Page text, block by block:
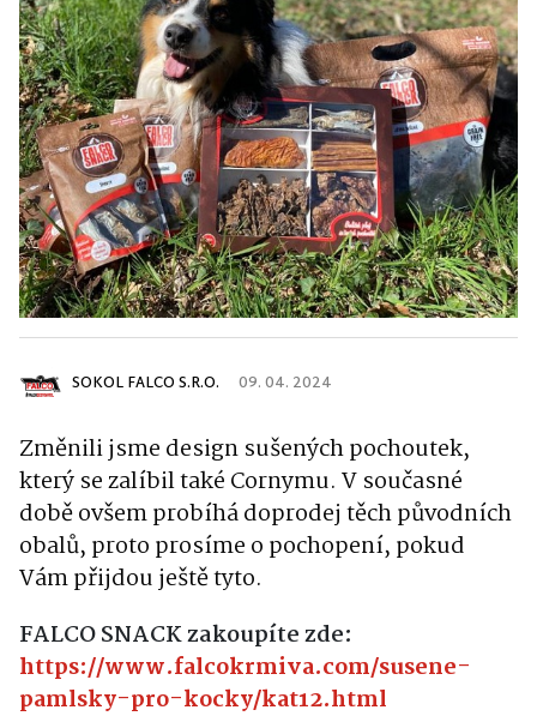
SOKOL FALCO S.R.O. 09. 04. 2024
Změnili jsme design sušených pochoutek,
který se zalíbil také Cornymu. V současné
době ovšem probíhá doprodej těch původních
obalů, proto prosíme o pochopení, pokud
Vám přijdou ještě tyto.
FALCO SNACK zakoupíte zde:
https://www.falcokrmiva.com/susene-
pamlsky-pro-kocky/kat12.html